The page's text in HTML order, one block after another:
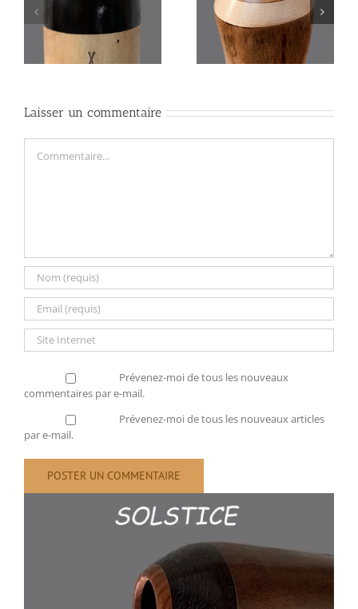
Didgeridoo » EYE «
Didgeridoo « le
WAVY »
Laisser un commentaire
Prévenez-moi de tous les nouveaux
commentaires par e-mail.
Prévenez-moi de tous les nouveaux articles
par e-mail.